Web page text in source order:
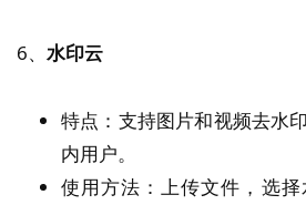
6、 水印云
特点：支持图片和视频去水
内用户。
使用方法：上传文件，选